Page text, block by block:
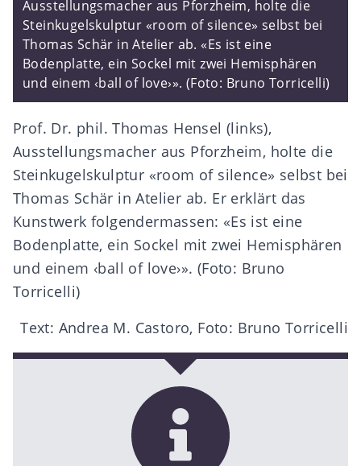
Ausstellungsmacher aus Pforzheim, holte die
Steinkugelskulptur «room of silence» selbst bei
Thomas Schär in Atelier ab. «Es ist eine
Bodenplatte, ein Sockel mit zwei Hemisphären
und einem ‹ball of love›». (Foto: Bruno Torricelli)
Prof. Dr. phil. Thomas Hensel (links),
Ausstellungsmacher aus Pforzheim, holte die
Steinkugelskulptur «room of silence» selbst bei
Thomas Schär in Atelier ab. Er erklärt das
Kunstwerk folgendermassen: «Es ist eine
Bodenplatte, ein Sockel mit zwei Hemisphären
und einem ‹ball of love›». (Foto: Bruno
Torricelli)
Text: Andrea M. Castoro, Foto: Bruno Torricelli